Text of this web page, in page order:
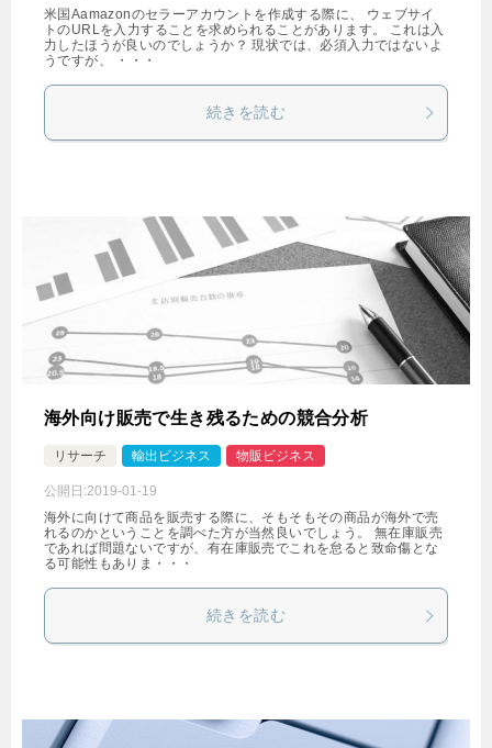
米国Aamazonのセラーアカウントを作成する際に、 ウェブサイ
トのURLを入力することを求められることがあります。 これは入
力したほうが良いのでしょうか？ 現状では、必須入力ではないよ
うですが、 ・・・
続きを読む
海外向け販売で生き残るための競合分析
リサーチ 輸出ビジネス 物販ビジネス
公開日:2019-01-19
海外に向けて商品を販売する際に、そもそもその商品が海外で売
れるのかということを調べた方が当然良いでしょう。 無在庫販売
であれば問題ないですが、有在庫販売でこれを怠ると致命傷とな
る可能性もありま・・・
続きを読む